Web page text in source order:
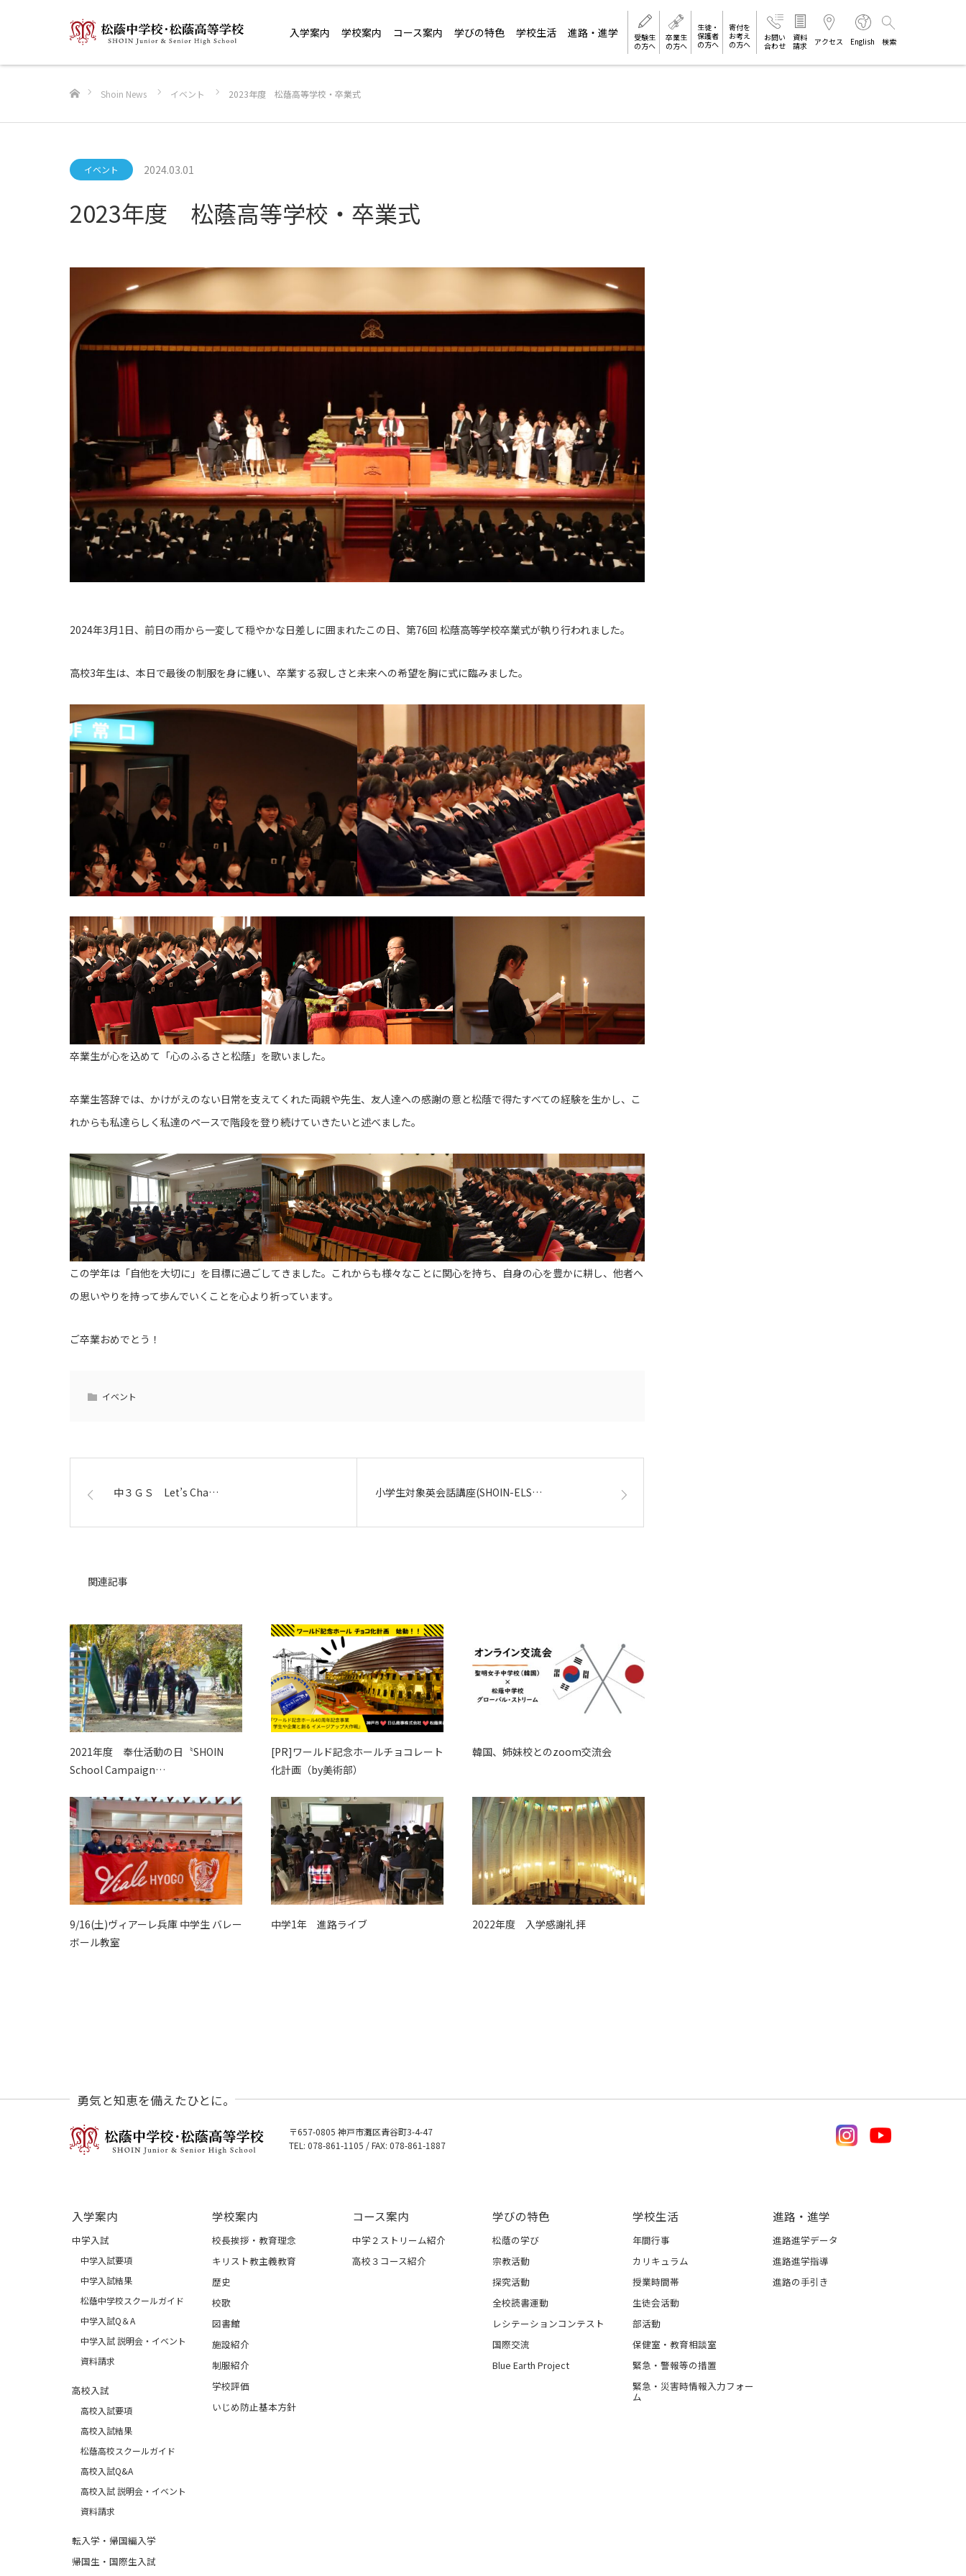
入学案内 学校案内 コース案内 学びの特色 学校生活 進路・進学
受験生
の方へ
卒業生
の方へ
生徒・
保護者
の方へ
寄付を
お考え
の方へ
お問い
合わせ
資料
請求
アクセス English 検索
ホーム
Shoin News
イベント 2023年度 松蔭高等学校・卒業式
イベント 2024.03.01
2023年度 松蔭高等学校・卒業式
2024年3月1日、前日の雨から一変して穏やかな日差しに囲まれたこの日、第76回 松蔭高等学校卒業式が執り行われました。
高校3年生は、本日で最後の制服を身に纏い、卒業する寂しさと未来への希望を胸に式に臨みました。
卒業生が心を込めて「心のふるさと松蔭」を歌いました。
卒業生答辞では、かけがえのない日常を支えてくれた両親や先生、友人達への感謝の意と松蔭で得たすべての経験を生かし、こ
れからも私達らしく私達のペースで階段を登り続けていきたいと述べました。
この学年は「自他を大切に」を目標に過ごしてきました。これからも様々なことに関心を持ち、自身の心を豊かに耕し、他者へ
の思いやりを持って歩んでいくことを心より祈っています。
ご卒業おめでとう！
イベント
中３ＧＳ Let’s Cha… 小学生対象英会話講座(SHOIN-ELS…
関連記事
2021年度 奉仕活動の日〝SHOIN
School Campaign…
[PR]ワールド記念ホールチョコレート
化計画（by美術部）
韓国、姉妹校とのzoom交流会
9/16(土)ヴィアーレ兵庫 中学生 バレー
ボール教室
中学1年 進路ライブ 2022年度 入学感謝礼拝
勇気と知恵を備えたひとに。
〒657-0805 神戸市灘区青谷町3-4-47
TEL: 078-861-1105 / FAX: 078-861-1887
入学案内
中学入試
中学入試要項
中学入試結果
松蔭中学校スクールガイド
中学入試Q＆A
中学入試 説明会・イベント
資料請求
高校入試
高校入試要項
高校入試結果
松蔭高校スクールガイド
高校入試Q&A
高校入試 説明会・イベント
資料請求
転入学・帰国編入学
帰国生・国際生入試
学校案内
校長挨拶・教育理念
キリスト教主義教育
歴史
校歌
図書館
施設紹介
制服紹介
学校評価
いじめ防止基本方針
コース案内
中学２ストリーム紹介
高校３コース紹介
学びの特色
松蔭の学び
宗教活動
探究活動
全校読書運動
レシテーションコンテスト
国際交流
Blue Earth Project
学校生活
年間行事
カリキュラム
授業時間帯
生徒会活動
部活動
保健室・教育相談室
緊急・警報等の措置
緊急・災害時情報入力フォー
ム
進路・進学
進路進学データ
進路進学指導
進路の手引き